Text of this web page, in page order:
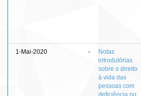
1-Mai-2020 -
Notas
introdutórias
sobre o direito
à vida das
pessoas com
deficiência no